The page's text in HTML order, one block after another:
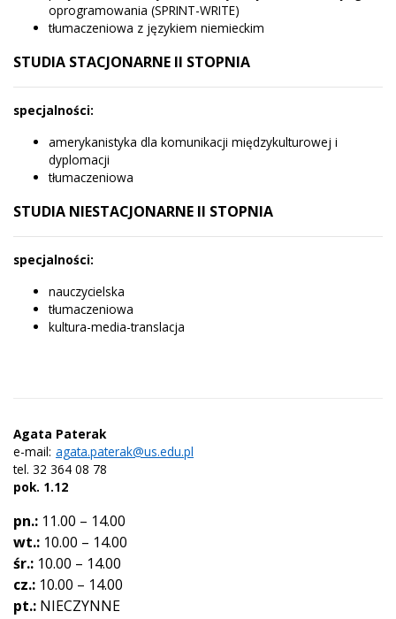
oprogramowania (SPRINT-WRITE)
tłumaczeniowa z językiem niemieckim
STUDIA STACJONARNE II STOPNIA
specjalności:
amerykanistyka dla komunikacji międzykulturowej i
dyplomacji
tłumaczeniowa
STUDIA NIESTACJONARNE II STOPNIA
specjalności:
nauczycielska
tłumaczeniowa
kultura-media-translacja
Agata Paterak
e-mail: agata.paterak@us.edu.pl
tel. 32 364 08 78
pok. 1.12
pn.: 11.00 – 14.00
wt.: 10.00 – 14.00
śr.: 10.00 – 14.00
cz.: 10.00 – 14.00
pt.: NIECZYNNE